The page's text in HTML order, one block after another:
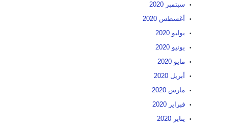
سبتمبر 2020
أغسطس 2020
يوليو 2020
يونيو 2020
مايو 2020
أبريل 2020
مارس 2020
فبراير 2020
يناير 2020